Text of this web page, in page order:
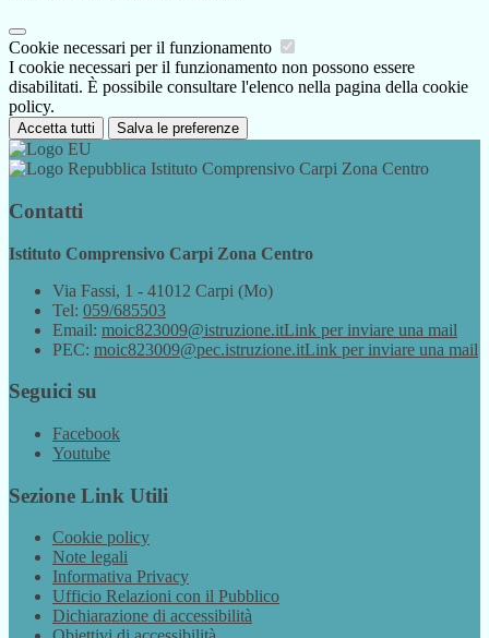
Cookie necessari per il funzionamento
I cookie necessari per il funzionamento non possono essere
disabilitati. È possibile consultare l'elenco nella pagina della cookie
policy.
Accetta tutti Salva le preferenze
Istituto Comprensivo Carpi Zona Centro
Contatti
Istituto Comprensivo Carpi Zona Centro
Via Fassi, 1 - 41012 Carpi (Mo)
Tel: 059/685503
Email: moic823009@istruzione.itLink per inviare una mail
PEC: moic823009@pec.istruzione.itLink per inviare una mail
Seguici su
Facebook
Youtube
Sezione Link Utili
Cookie policy
Note legali
Informativa Privacy
Ufficio Relazioni con il Pubblico
Dichiarazione di accessibilità